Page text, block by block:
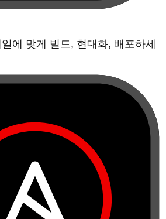
에 맞게 빌드, 현대화, 배포하세